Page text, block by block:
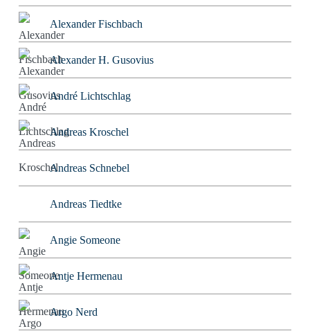
Alexander Fischbach
Alexander H. Gusovius
André Lichtschlag
Andreas Kroschel
Andreas Schnebel
Andreas Tiedtke
Angie Someone
Antje Hermenau
Argo Nerd